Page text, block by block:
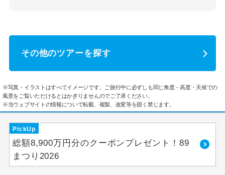
その他のツアーを探す
※写真・イラストはすべてイメージです。ご旅行中に必ずしも同じ角度・高度・天候での
風景をご覧いただけるとはかぎりませんのでご了承ください。
※当ウェブサイトの情報について転載、複製、改変等を固く禁じます。
PickUp
総額8,900万円分のクーポンプレゼント！89
まつり2026